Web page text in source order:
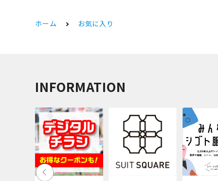
ホーム お気に入り
INFORMATION